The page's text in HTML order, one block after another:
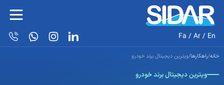
Fa /Ar/ En
خانه/راهکارها/ویترین دیجیتال برند خودرو
ویترین دیجیتال برند خودرو